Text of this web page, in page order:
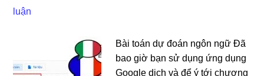
luận
Bài toán dự đoán ngôn ngữ Đã
bao giờ bạn sử dụng ứng dụng
Google dịch và để ý tới chương